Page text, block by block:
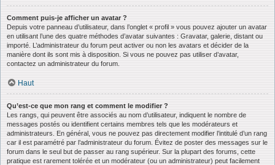
Comment puis-je afficher un avatar ?
Depuis votre panneau d’utilisateur, dans l’onglet « profil » vous pouvez ajouter un avatar
en utilisant l’une des quatre méthodes d’avatar suivantes : Gravatar, galerie, distant ou
importé. L’administrateur du forum peut activer ou non les avatars et décider de la
manière dont ils sont mis à disposition. Si vous ne pouvez pas utiliser d’avatar,
contactez un administrateur du forum.
Haut
Qu’est-ce que mon rang et comment le modifier ?
Les rangs, qui peuvent être associés au nom d’utilisateur, indiquent le nombre de
messages postés ou identifient certains membres tels que les modérateurs et
administrateurs. En général, vous ne pouvez pas directement modifier l’intitulé d’un rang
car il est paramétré par l’administrateur du forum. Évitez de poster des messages sur le
forum dans le seul but de passer au rang supérieur. Sur la plupart des forums, cette
pratique est rarement tolérée et un modérateur (ou un administrateur) peut facilement